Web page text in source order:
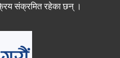
संक्रमित रहेका छन् ।